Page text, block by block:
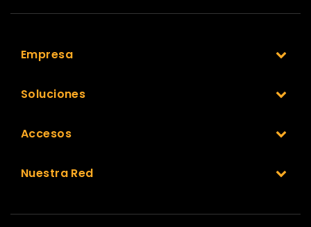
Empresa
Soluciones
Accesos
Nuestra Red